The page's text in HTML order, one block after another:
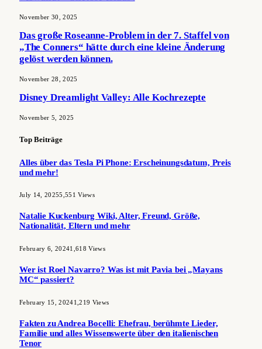
November 30, 2025
Das große Roseanne-Problem in der 7. Staffel von
„The Conners“ hätte durch eine kleine Änderung
gelöst werden können.
November 28, 2025
Disney Dreamlight Valley: Alle Kochrezepte
November 5, 2025
Top Beiträge
Alles über das Tesla Pi Phone: Erscheinungsdatum, Preis
und mehr!
July 14, 20255,551Views
Natalie Kuckenburg Wiki, Alter, Freund, Größe,
Nationalität, Eltern und mehr
February 6, 20241,618Views
Wer ist Roel Navarro? Was ist mit Pavia bei „Mayans
MC“ passiert?
February 15, 20241,219 Views
Fakten zu Andrea Bocelli: Ehefrau, berühmte Lieder,
Familie und alles Wissenswerte über den italienischen
Tenor